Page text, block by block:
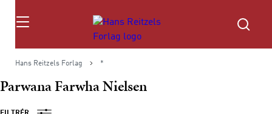
Søg
Hans Reitzels Forlag *
Parwana Farwha Nielsen